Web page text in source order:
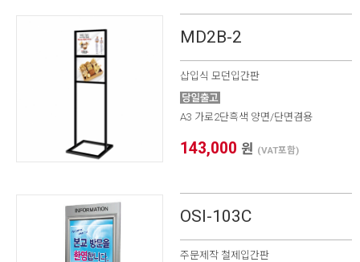
MD2B-2
삽입식 모던입간판
A3 가로2단흑색 양면/단면겸용
143,000 원 (VAT포함)
OSI-103C
주문제작 철제입간판